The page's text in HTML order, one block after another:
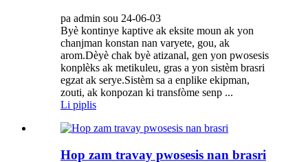
pa admin sou 24-06-03
Byè kontinye kaptive ak eksite moun ak yon
chanjman konstan nan varyete, gou, ak
arom.Dèyè chak byè atizanal, gen yon pwosesis
konplèks ak metikuleu, gras a yon sistèm brasri
egzat ak serye.Sistèm sa a enplike ekipman,
zouti, ak konpozan ki transfòme senp ...
Li piplis
Hop zam travay pwosesis nan brasri